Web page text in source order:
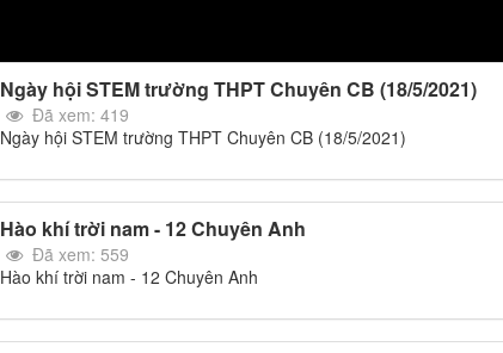
Ngày hội STEM trường THPT Chuyên CB (18/5/2021)
Đã xem: 419
Ngày hội STEM trường THPT Chuyên CB (18/5/2021)
Hào khí trời nam - 12 Chuyên Anh
Đã xem: 559
Hào khí trời nam - 12 Chuyên Anh